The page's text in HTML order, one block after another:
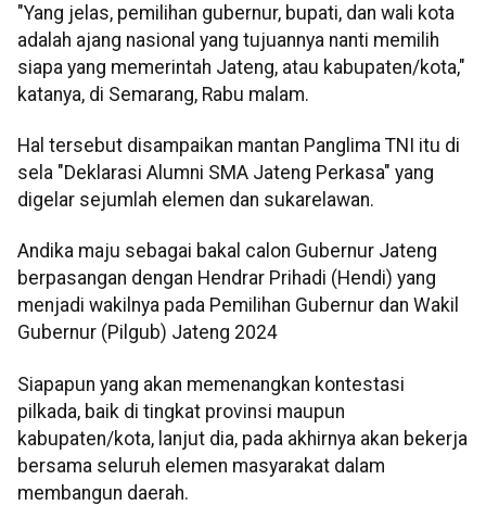
"Yang jelas, pemilihan gubernur, bupati, dan wali kota
adalah ajang nasional yang tujuannya nanti memilih
siapa yang memerintah Jateng, atau kabupaten/kota,"
katanya, di Semarang, Rabu malam.
Hal tersebut disampaikan mantan Panglima TNI itu di
sela "Deklarasi Alumni SMA Jateng Perkasa" yang
digelar sejumlah elemen dan sukarelawan.
Andika maju sebagai bakal calon Gubernur Jateng
berpasangan dengan Hendrar Prihadi (Hendi) yang
menjadi wakilnya pada Pemilihan Gubernur dan Wakil
Gubernur (Pilgub) Jateng 2024
Siapapun yang akan memenangkan kontestasi
pilkada, baik di tingkat provinsi maupun
kabupaten/kota, lanjut dia, pada akhirnya akan bekerja
bersama seluruh elemen masyarakat dalam
membangun daerah.